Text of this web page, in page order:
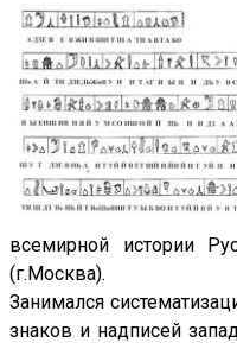
всемирной истории
(г.Москва).
Занимался
знаков и надписей